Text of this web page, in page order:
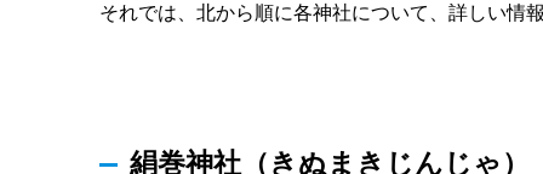
それでは、北から順に各神社について、詳しい情
絹巻神社（きぬまきじんじゃ）